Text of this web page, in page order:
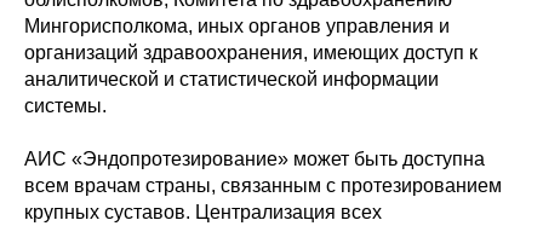
Мингорисполкома, иных органов управления и
организаций здравоохранения, имеющих доступ к
аналитической и статистической информации
системы.
АИС «Эндопротезирование» может быть доступна
всем врачам страны, связанным с протезированием
крупных суставов. Централизация всех